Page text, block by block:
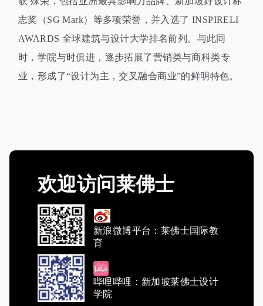
志奖（SG Mark）等多项荣誉，并入选了 INSPIRELI
AWARDS 全球建筑与设计大学排名前列。与此同
时，学院与时俱进，逐步拓展了营销类与商科类专
业，形成了“设计为主，交叉融合商业”的鲜明特色。
欢迎访问莱佛士
新浪微博平台：莱佛士国际教
育
哔哩哔哩：新加坡莱佛士设计
学院